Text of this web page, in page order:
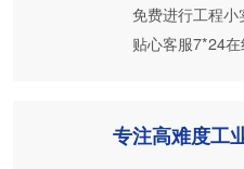
免费进行工程
贴心客服7*24
专注高难度工